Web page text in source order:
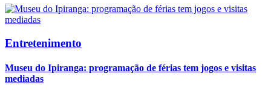
Entretenimento
Museu do Ipiranga: programação de férias tem jogos e visitas
mediadas